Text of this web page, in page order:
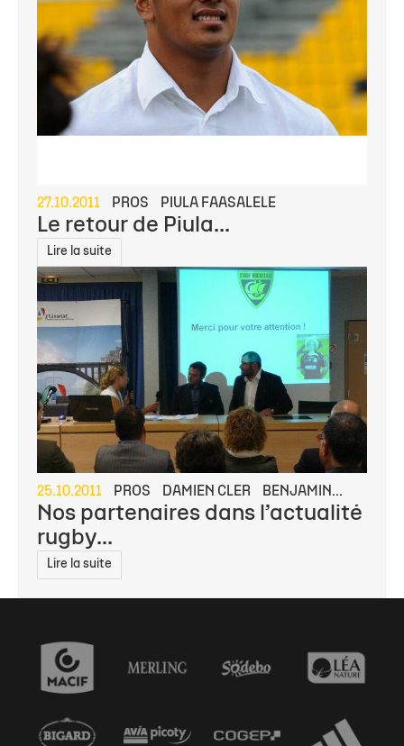
27.10.2011 PROS PIULA FAASALELE
Le retour de Piula...
Lire la suite
25.10.2011 PROS DAMIEN CLER BENJAMIN...
Nos partenaires dans l’actualité
rugby...
Lire la suite